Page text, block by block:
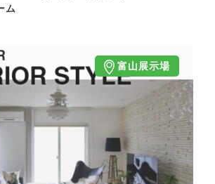
ム
富山展示場